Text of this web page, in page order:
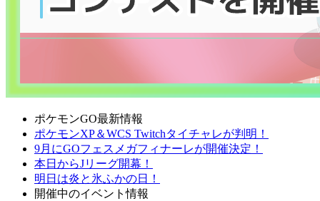
ポケモンGO最新情報
ポケモンXP＆WCS Twitchタイチャレが判明！
9月にGOフェスメガフィナーレが開催決定！
本日からJリーグ開幕！
明日は炎と氷ふかの日！
開催中のイベント情報